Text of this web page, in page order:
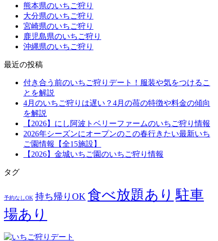
熊本県のいちご狩り
大分県のいちご狩り
宮崎県のいちご狩り
鹿児島県のいちご狩り
沖縄県のいちご狩り
最近の投稿
付き合う前のいちご狩りデート！服装や気をつけるこ
とを解説
4月のいちご狩りは遅い？4月の苺の特徴や料金の傾向
を解説
【2026】にし阿波トベリーファームのいちご狩り情報
2026年シーズンにオープンのこの春行きたい最新いち
ご園情報【全15施設】
【2026】金城いちご園のいちご狩り情報
タグ
予約なしOK 持ち帰りOK 食べ放題あり 駐車
場あり